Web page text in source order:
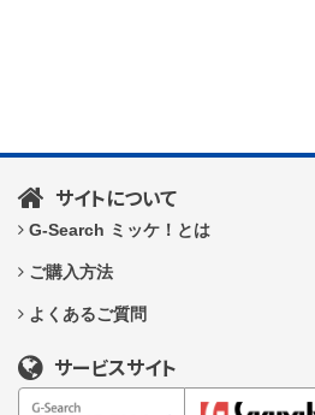
サイトについて
G-Search ミッケ！とは
ご購入方法
よくあるご質問
サービスサイト